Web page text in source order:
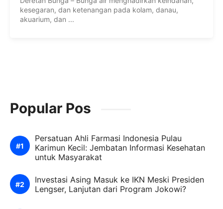
kesegaran, dan ketenangan pada kolam, danau,
akuarium, dan ...
Popular Pos
Persatuan Ahli Farmasi Indonesia Pulau
Karimun Kecil: Jembatan Informasi Kesehatan
untuk Masyarakat
Investasi Asing Masuk ke IKN Meski Presiden
Lengser, Lanjutan dari Program Jokowi?